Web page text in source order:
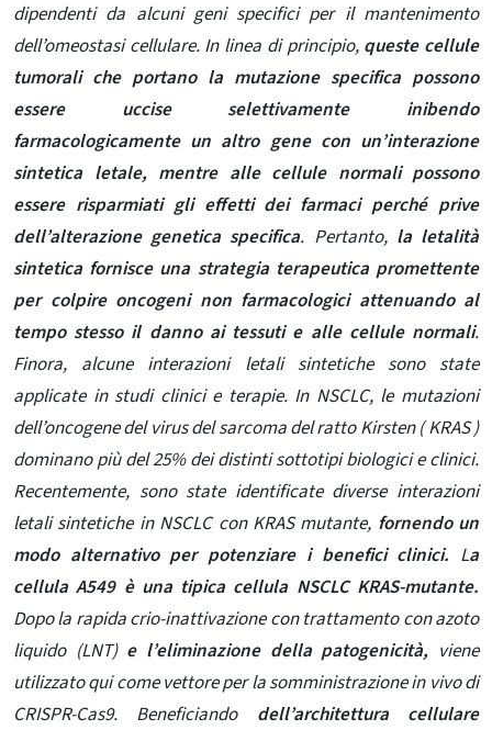
dipendenti da alcuni geni specifici per il mantenimento
dell’omeostasi cellulare. In linea di principio, queste cellule
tumorali che portano la mutazione specifica possono
essere uccise selettivamente inibendo
farmacologicamente un altro gene con un’interazione
sintetica letale, mentre alle cellule normali possono
essere risparmiati gli effetti dei farmaci perché prive
dell’alterazione genetica specifica. Pertanto, la letalità
sintetica fornisce una strategia terapeutica promettente
per colpire oncogeni non farmacologici attenuando al
tempo stesso il danno ai tessuti e alle cellule normali.
Finora, alcune interazioni letali sintetiche sono state
applicate in studi clinici e terapie. In NSCLC, le mutazioni
dell’oncogene del virus del sarcoma del ratto Kirsten ( KRAS )
dominano più del 25% dei distinti sottotipi biologici e clinici.
Recentemente, sono state identificate diverse interazioni
letali sintetiche in NSCLC con KRAS mutante, fornendo un
modo alternativo per potenziare i benefici clinici. La
cellula A549 è una tipica cellula NSCLC KRAS-mutante.
Dopo la rapida crio-inattivazione con trattamento con azoto
liquido (LNT)e l’eliminazione della patogenicità, viene
utilizzato qui come vettore per la somministrazione in vivo di
CRISPR-Cas9. Beneficiando dell’architettura cellulare